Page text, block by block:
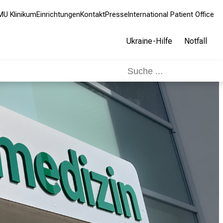
KlinikumEinrichtungenKontaktPresse International Patient Office
Ukraine-Hilfe Notfall